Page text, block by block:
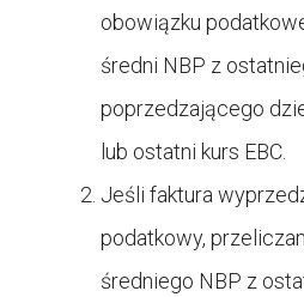
obowiązku
średni NBP z
poprzedzającego
lub ostatni kurs EBC.
Jeśli faktura
podatkowy,
średniego NBP z